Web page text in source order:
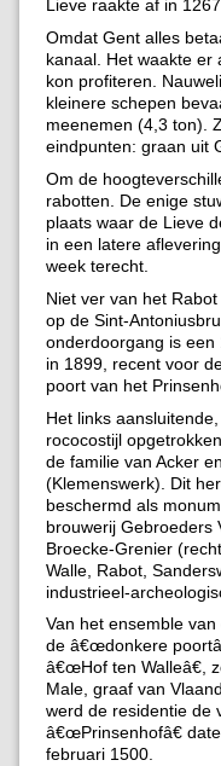
Lieve raakte af in 1267.
Omdat Gent alles
kanaal. Het waakte er
kon profiteren.
kleinere schepen
meenemen (4,3 ton).
eindpunten: graan uit
Om de
rabotten. De enige
plaats waar de Lieve
in een latere
week terecht.
Niet ver van het
op de Sint-
onderdoorgang is een
in 1899, recent voor
poort van het
Het links
rococostijl
de familie van Acker
(Klemenswerk). Dit
beschermd als
brouwerij Gebroeders
Broecke-Grenier
Walle, Rabot,
industrieel-
Van het ensemble
de â€œdonkere
â€œHof ten Walleâ€,
Male, graaf van
werd de residentie de
â€œPrinsenhofâ€
februari 1500.